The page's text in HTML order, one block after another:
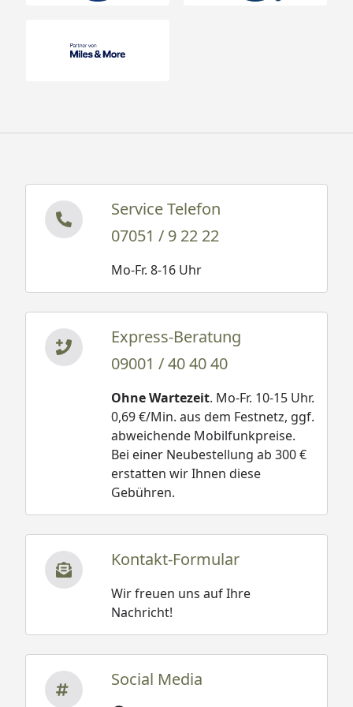
Alu-Bodenrahmen
Alu Bodenplatte
Erdschrauben-Fundament
Zusatztür
Fahrradhalter "bikeMax"
Fahrradständer "bikeHolder"
Werkzeughalter
Einhängesack
Seitendach
Photovoltaik Montagevorbereitung
Einzeltür/Doppeltür Größe M+L+XL
Service Telefon
07051 / 9 22 22
Mo-Fr. 8-16 Uhr
Express-Beratung
09001 / 40 40 40
Ohne Wartezeit. Mo-Fr. 10-15 Uhr.
0,69 €/Min. aus dem Festnetz, ggf.
abweichende Mobilfunkpreise.
Bei einer Neubestellung ab 300 €
erstatten wir Ihnen diese
Gebühren.
Kontakt-Formular
Wir freuen uns auf Ihre
Nachricht!
Social Media